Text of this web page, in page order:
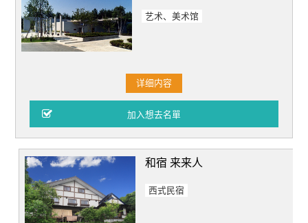
艺术、美术馆
详细内容
和宿 来来人
西式民宿